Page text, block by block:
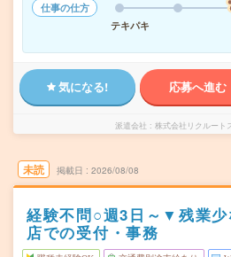
仕事の仕方
テキパキ
気になる! 応募へ進む
派遣会社 株式会社リクルート
未読 掲載日 2026/08/08
経験不問○週3日～▼残業少
店での受付・事務